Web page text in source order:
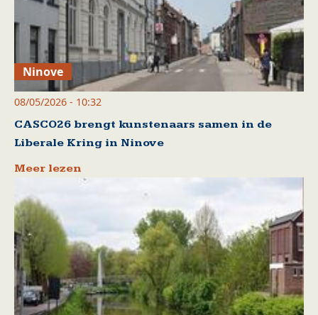
Ninove
08/05/2026 - 10:32
CASCO26 brengt kunstenaars samen in de
Liberale Kring in Ninove
Meer lezen